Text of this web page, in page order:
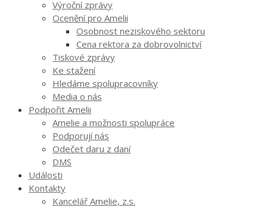
Výroční zprávy
Ocenění pro Amelii
Osobnost neziskového sektoru
Cena rektora za dobrovolnictví
Tiskové zprávy
Ke stažení
Hledáme spolupracovníky
Media o nás
Podpořit Amelii
Amelie a možnosti spolupráce
Podporují nás
Odečet daru z daní
DMS
Události
Kontakty
Kancelář Amelie, z.s.